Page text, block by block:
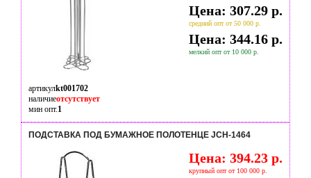
Цена: 307.29 р.
средний опт от 50 000 р.
Цена: 344.16 р.
мелкий опт от 10 000 р.
артикулkt001702
наличиеотсутствует
мин опт.1
ПОДСТАВКА ПОД БУМАЖНОЕ ПОЛОТЕНЦЕ JCH-1464
Цена: 394.23 р.
крупный опт от 100 000 р.